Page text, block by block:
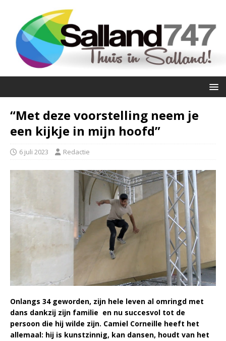
“Met deze voorstelling neem je
een kijkje in mijn hoofd”
6 juli 2023 Redactie
Onlangs 34 geworden, zijn hele leven al omringd met
dans dankzij zijn familie en nu succesvol tot de
persoon die hij wilde zijn. Camiel Corneille heeft het
allemaal: hij is kunstzinnig, kan dansen, houdt van het